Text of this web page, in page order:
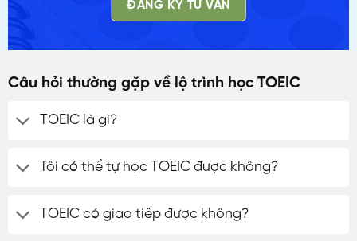
ĐĂNG KÝ TƯ VẤN
Câu hỏi thường gặp về lộ trình học TOEIC
TOEIC là gì?
Tôi có thể tự học TOEIC được không?
TOEIC có giao tiếp được không?